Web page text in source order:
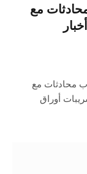
مع
محادثات مع
أوراق